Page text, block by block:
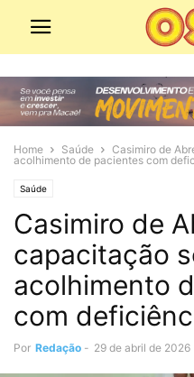
Home Saúde
Casimiro de
acolhimento de pacientes com
Saúde
Casimiro de
capacitação
acolhimento
com
Por Redação - 29 de abril de 2026